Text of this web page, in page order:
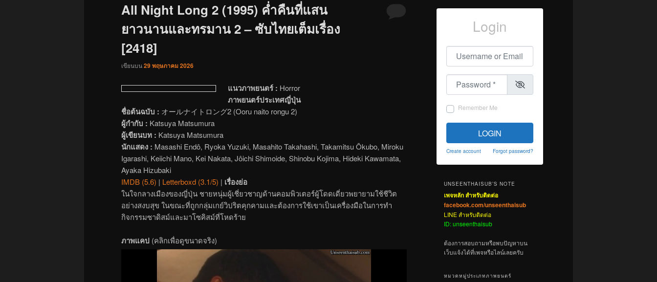
All Night Long 2 (1995) ค่ำคืนที่แสน
ยาวนานและทรมาน 2 – ซับไทยเต็มเรื่อง
[2418]
เขียนบน29 พฤษภาคม 2026
แนวภาพยนตร์ : Horror
ภาพยนตร์ประเทศญี่ปุ่น
ชื่อต้นฉบับ : オールナイトロング2 (Ooru naito rongu 2)
ผู้กำกับ : Katsuya Matsumura
ผู้เขียนบท : Katsuya Matsumura
นักแสดง : Masashi Endô, Ryoka Yuzuki, Masahito Takahashi, Takamitsu Ōkubo, Miroku
Igarashi, Keiichi Mano, Kei Nakata, Jôichi Shimoide, Shinobu Kojima, Hideki Kawamata,
Ayaka Hizubaki
IMDB (5.6) | Letterboxd (3.1/5) | เรื่องย่อ
ในใจกลางเมืองของญี่ปุ่น ชายหนุ่มผู้เชี่ยวชาญด้านคอมพิวเตอร์ผู้โดดเดี่ยวพยายามใช้ชีวิต
อย่างสงบสุข ในขณะที่ถูกกลุ่มเกย์วิปริตคุกคามและต้องการใช้เขาเป็นเครื่องมือในการทำ
กิจกรรมซาดิสม์และมาโซคิสม์ที่โหดร้าย
ภาพแคป (คลิกเพื่อดูขนาดจริง)
Login
Username or Email
Password
Remember Me
LOGIN
Create account Forgot password?
UNSEENTHAISUB’S NOTE
เพจหลัก สำหรับติดต่อ
facebook.com/unseenthaisub
LINE สำหรับติดต่อ
ID: unseenthaisub
ต้องการสอบถามหรือพบปัญหาบน
เว็บแจ้งได้ที่เพจหรือไลน์เลยครับ
หมวดหมู่ประเภทภาพยนตร์